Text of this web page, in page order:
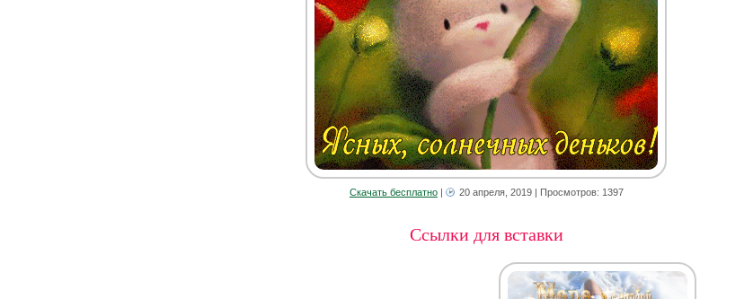
Скачать бесплатно| 20 апреля, 2019| Просмотров: 1397
Ссылки для вставки